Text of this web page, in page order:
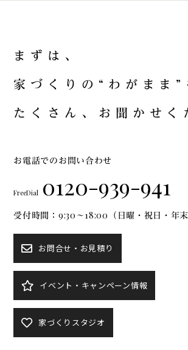
ま ず は 、
家 づ く り の “ わ が ま ま ”
た く さ ん 、 お 聞 か せ く
お電話でのお問い合わせ
FreeDial 0120-939-941
受付時間：9:30～18:00（日曜・祝日・年末
お問合せ・お見積り
イベント・キャンペーン情報
家づくりスタジオ